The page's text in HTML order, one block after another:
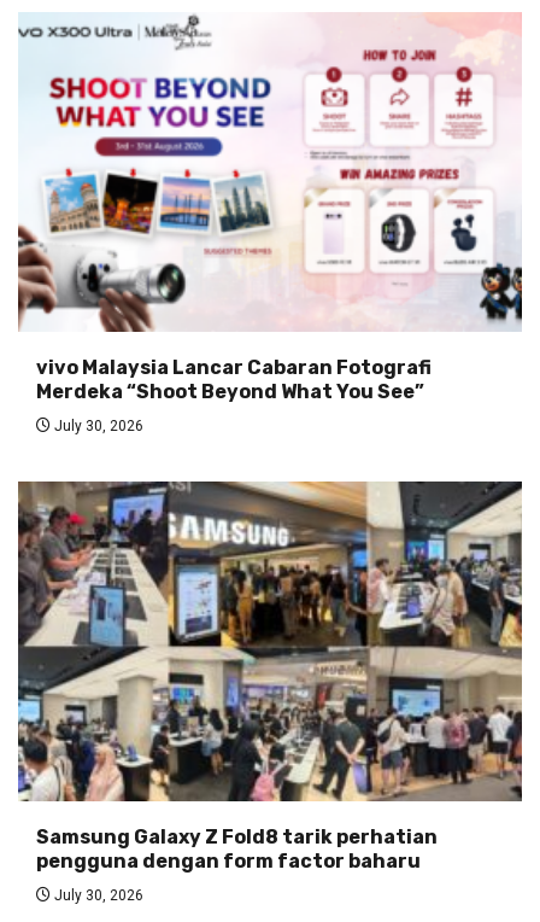
vivo Malaysia Lancar Cabaran Fotografi
Merdeka “Shoot Beyond What You See”
July 30, 2026
Samsung Galaxy Z Fold8 tarik perhatian
pengguna dengan form factor baharu
July 30, 2026